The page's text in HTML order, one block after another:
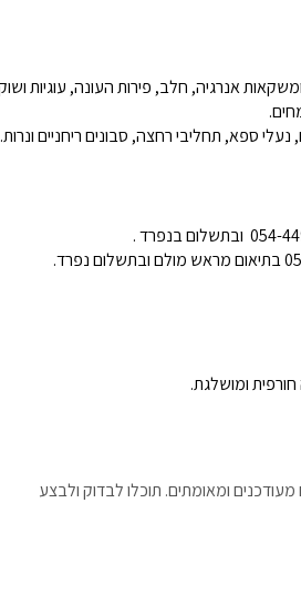
ספא, תחליבי רחצה, סבונים ריחניים ונרות.
ומושלגת.
ומאומתים. תוכלו לבדוק ולבצע